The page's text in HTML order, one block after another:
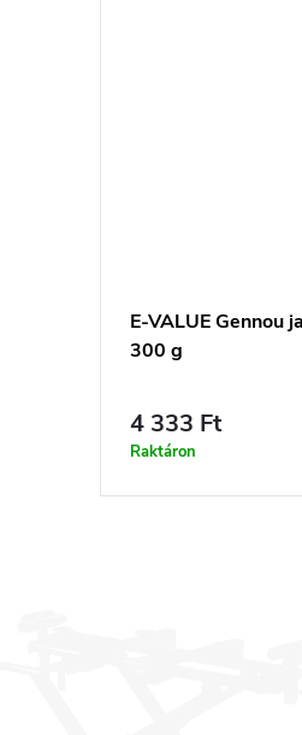
E-VALUE Gennou
300 g
4 333 Ft
Raktáron